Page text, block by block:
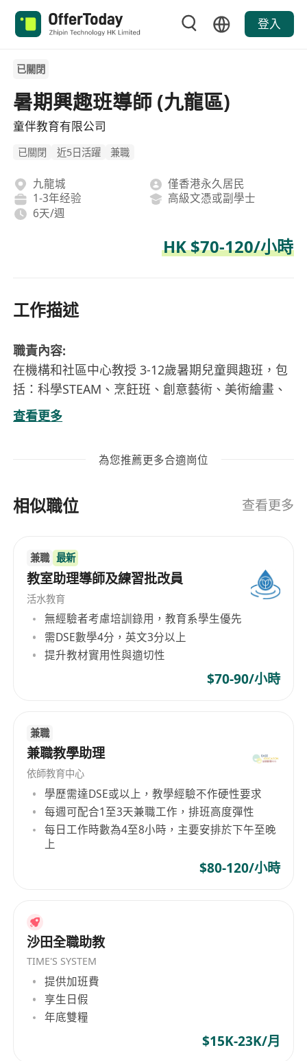
登入
已關閉
暑期興趣班導師 (九龍區)
童伴教育有限公司
已關閉 近5日活躍 兼職
九龍城
僅香港永久居民
1-3年经验
高級文憑或副學士
6天/週
HK $70-120/小時
工作描述
職責內容:
在機構和社區中心教授 3-12歲暑期兒童興趣班，包
括：科學STEAM、烹飪班、創意藝術、美術繪畫、
兒童舞蹈、普通話、日語韓文、幼兒教育、舞台表
演 、學術科
資歷 / 技能要求:
大專或以上程度
歡迎修讀幼兒教育/教育文憑的同學/畢業生申請
教學有熱誠，以學生為本
守時、盡責、對小朋友有愛心及耐性
工作時間:每星期2-5天 (星期一至六), 每天2-6小時
工作地點:九龍的社區中心教班
時薪:$70-$150, 視乎教學經驗和科目
我們收到申請者的資料後，會按照申請者的意願(如
求職者可直接電郵履歷表到: ******
本機構將以電郵或電話回覆約見面試。
查看更多
為您推薦更多合適崗位
相似職位 查看更多
兼職 最新
教室助理導師及練習批改員
活水教育
無經驗者考慮培訓錄用，教育系學生優先
需DSE數學4分，英文3分以上
提升教材實用性與適切性
$70-90/小時
兼職
兼職教學助理
依師教育中心
學歷需達DSE或以上，教學經驗不作硬性要求
每週可配合1至3天兼職工作，排班高度彈性
每日工作時數為4至8小時，主要安排於下午至晚
上
$80-120/小時
沙田全職助教
TIME'S SYSTEM
提供加班費
享生日假
年底雙糧
$15K-23K/月